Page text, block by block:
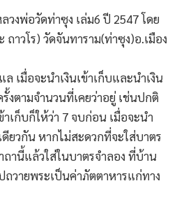
งพ่อวัดท่าซุง เล่ม6 ปี 2547 โดย
าวโร) วัดจันทาราม(ท่าซุง)อ.เมือง
เมื่อจะนำเงินเข้าเก็บและนำเงิน
งตามจำนวนที่เคยว่าอยู่ เช่นปกติ
าเก็บก็ให้ว่า 7 จบก่อน เมื่อจะนำ
ยวกัน หากไม่สะดวกที่จะใส่บาตร
านี้แล้วใส่ในบาตรจำลอง ที่บ้าน
ถวายพระเป็นค่าภัตตาหารแก่ทาง